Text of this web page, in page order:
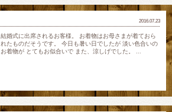
2016.07.23
結婚式に出席されるお客様。 お着物はお母さまが着ておら
れたものだそうです。 今日も暑い日でしたが 淡い色合いの
お着物が とてもお似合いで また、涼しげでした。 ...